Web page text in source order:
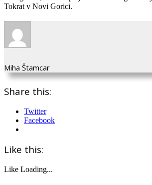
Tokrat v Novi Gorici.
Miha Štamcar
Share this:
Twitter
Facebook
Like this:
Like Loading...